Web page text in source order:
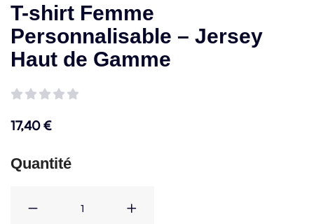
T-shirt Femme
Personnalisable – Jersey
Haut de Gamme
17,40€
Quantité